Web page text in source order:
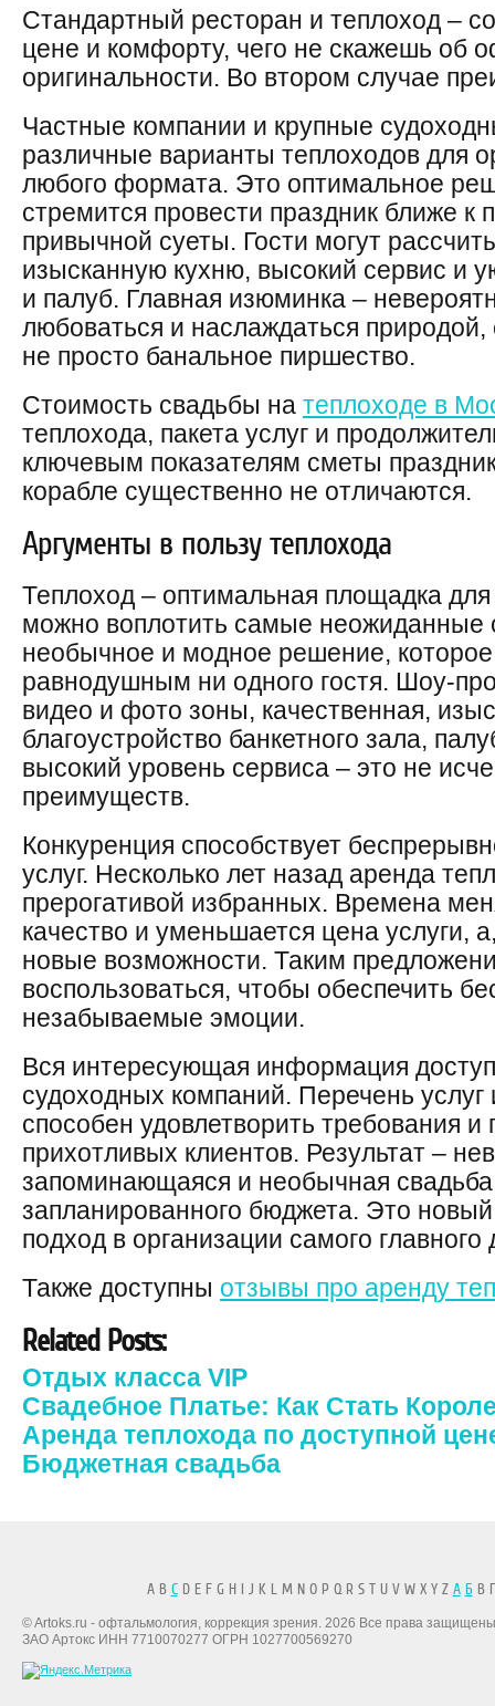
Стандартный ресторан и теплоход –
цене и комфорту, чего не скажешь об
оригинальности. Во втором случае
Частные компании и крупные
различные варианты теплоходов для
любого формата. Это оптимальное
стремится провести праздник ближе к
привычной суеты. Гости могут
изысканную кухню, высокий сервис и
и палуб. Главная изюминка –
любоваться и наслаждаться
не просто банальное пиршество.
Стоимость свадьбы на теплоходе в
теплохода, пакета услуг и
ключевым показателям сметы
корабле существенно не отличаются.
Аргументы в пользу теплохода
Теплоход – оптимальная площадка
можно воплотить самые неожиданные
необычное и модное решение, которое
равнодушным ни одного гостя. Шоу-
видео и фото зоны, качественная,
благоустройство банкетного зала,
высокий уровень сервиса – это не
преимуществ.
Конкуренция способствует
услуг. Несколько лет назад аренда
прерогативой избранных. Времена
качество и уменьшается цена услуги,
новые возможности. Таким
воспользоваться, чтобы обеспечить
незабываемые эмоции.
Вся интересующая информация
судоходных компаний. Перечень
способен удовлетворить требования
прихотливых клиентов. Результат –
запоминающаяся и необычная
запланированного бюджета. Это
подход в организации самого
Также доступны отзывы про аренду
Related Posts:
Отдых класса VIP
Свадебное Платье: Как Стать
Аренда теплохода по доступной
Бюджетная свадьба
A B CD E F G H I J K L M N O P Q R S T U V W X Y Z А БВ
© Artoks.ru - офтальмология, коррекция зрения. 2026 Все права
ЗАО Артокс ИНН 7710070277 ОГРН 1027700569270